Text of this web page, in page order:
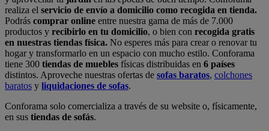
realiza el servicio de envío a domicilio como recogida en tienda.
Podrás comprar online entre nuestra gama de más de 7.000
productos y recibirlo en tu domicilio, o bien con recogida gratis
en nuestras tiendas física. No esperes más para crear o renovar tu
hogar y transformarlo en un espacio con mucho estilo. Conforama
tiene 300 tiendas de muebles físicas distribuidas en 6 países
distintos. Aproveche nuestras ofertas de sofas baratos, colchones
baratos y liquidaciones de sofas.
Conforama solo comercializa a través de su website o, físicamente,
en sus tiendas de sofás.